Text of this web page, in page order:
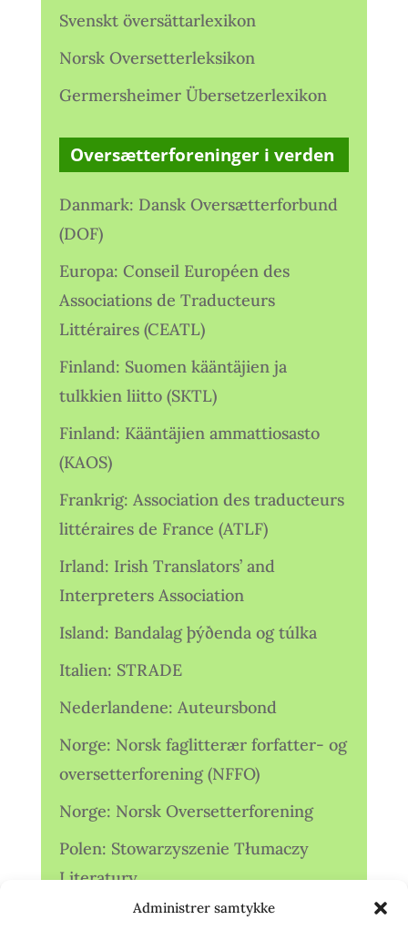
Administrer samtykke
Svenskt översättarlexikon
Norsk Oversetterleksikon
Germersheimer Übersetzerlexikon
Oversætterforeninger i verden
Danmark: Dansk Oversætterforbund
(DOF)
Europa: Conseil Européen des
Associations de Traducteurs
Littéraires (CEATL)
Finland: Suomen kääntäjien ja
tulkkien liitto (SKTL)
Finland: Kääntäjien ammattiosasto
(KAOS)
Frankrig: Association des traducteurs
littéraires de France (ATLF)
Irland: Irish Translators’ and
Interpreters Association
Island: Bandalag þýðenda og túlka
Italien: STRADE
Nederlandene: Auteursbond
Norge: Norsk faglitterær forfatter- og
oversetterforening (NFFO)
Norge: Norsk Oversetterforening
Polen: Stowarzyszenie Tłumaczy
Literatury
Storbritannien: Translators